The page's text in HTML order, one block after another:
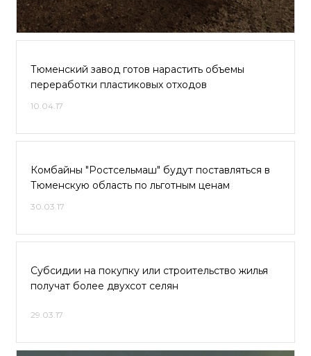
Тюменский завод готов нарастить объемы
переработки пластиковых отходов
10.04.17
Комбайны "Ростсельмаш" будут поставляться в
Тюменскую область по льготным ценам
30.03.17
Субсидии на покупку или строительство жилья
получат более двухсот селян
29.03.17